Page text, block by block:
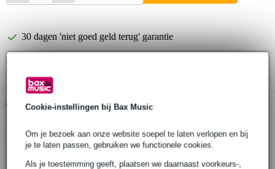
Cookie-instellingen bij Bax Music
Om je bezoek aan onze website soepel te laten verlopen en bij
je te laten passen, gebruiken we functionele cookies.
Als je toestemming geeft, plaatsen we daarnaast voorkeurs-,
30 dagen 'niet goed geld terug' garantie
3 jaar Bax Music garantie
Gratis ophalen in de winkel
Productinformatie
nominaal vermogen: 1 W